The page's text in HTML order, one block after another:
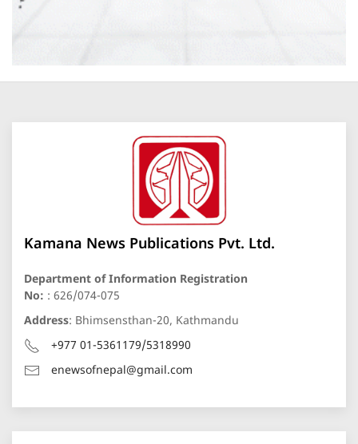
Kamana News Publications Pvt. Ltd.
Department of Information Registration
No: : 626/074-075
Address: Bhimsensthan-20, Kathmandu
+977 01-5361179/5318990
enewsofnepal@gmail.com